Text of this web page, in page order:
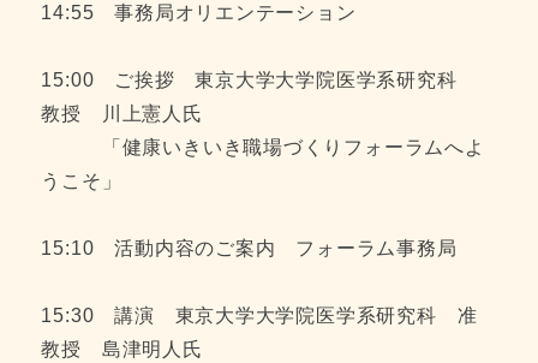
14:55 事務局オリエンテーション
15:00 ご挨拶 東京大学大学院医学系研究科
教授 川上憲人氏
「健康いきいき職場づくりフォーラムへよ
うこそ」
15:10 活動内容のご案内 フォーラム事務局
15:30 講演 東京大学大学院医学系研究科 准
教授 島津明人氏